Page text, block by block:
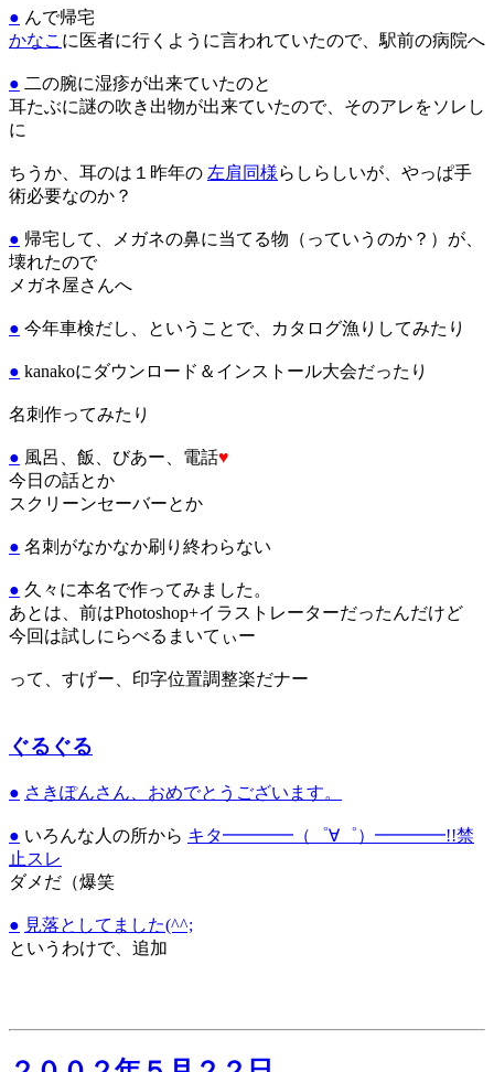
● んで帰宅
かなこ に医者に行くように言われていたので、駅前の病院へ
● 二の腕に湿疹が出来ていたのと
耳たぶに謎の吹き出物が出来ていたので、そのアレをソレし
に
ちうか、耳のは１昨年の 左肩同様らしらしいが、やっぱ手
術必要なのか？
● 帰宅して、メガネの鼻に当てる物（っていうのか？）が、
壊れたので
メガネ屋さんへ
● 今年車検だし、ということで、カタログ漁りしてみたり
● kanakoにダウンロード＆インストール大会だったり
名刺作ってみたり
● 風呂、飯、びあー、電話♥
今日の話とか
スクリーンセーバーとか
● 名刺がなかなか刷り終わらない
● 久々に本名で作ってみました。
あとは、前はPhotoshop+イラストレーターだったんだけど
今回は試しにらべるまいてぃー
って、すげー、印字位置調整楽だナー
ぐるぐる
● さきぽんさん、おめでとうございます。
● いろんな人の所から キタ━━━━（゜∀゜）━━━━!!禁
止スレ
ダメだ（爆笑
● 見落としてました(^^;
というわけで、追加